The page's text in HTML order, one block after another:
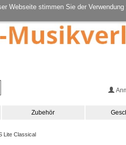
Webseite stimmen Sie der
Zubehör
Lite Classical